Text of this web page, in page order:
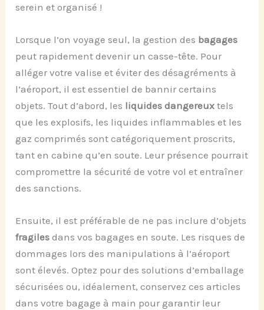
serein et organisé !
Lorsque l’on voyage seul, la gestion des bagages
peut rapidement devenir un casse-tête. Pour
alléger votre valise et éviter des désagréments à
l’aéroport, il est essentiel de bannir certains
objets. Tout d’abord, les liquides dangereux tels
que les explosifs, les liquides inflammables et les
gaz comprimés sont catégoriquement proscrits,
tant en cabine qu’en soute. Leur présence pourrait
compromettre la sécurité de votre vol et entraîner
des sanctions.
Ensuite, il est préférable de ne pas inclure d’objets
fragiles dans vos bagages en soute. Les risques de
dommages lors des manipulations à l’aéroport
sont élevés. Optez pour des solutions d’emballage
sécurisées ou, idéalement, conservez ces articles
dans votre bagage à main pour garantir leur